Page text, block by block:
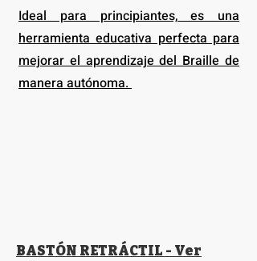
Ideal para principiantes, es una
herramienta educativa perfecta para
mejorar el aprendizaje del Braille de
manera autónoma.
BASTÓN RETRÁCTIL - Ver